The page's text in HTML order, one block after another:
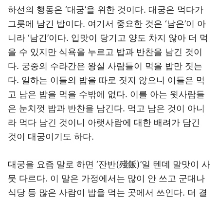
하선의 행동은 ‘대궁’을 위한 것이다. 대궁은 먹다가
그릇에 남긴 밥이다. 여기서 중요한 것은 ‘남은’이 아
니라 ‘남긴’이다. 입맛이 당기고 양도 차지 않아 더 먹
을 수 있지만 식욕을 누르고 밥과 반찬을 남긴 것이
다. 궁중의 수라간은 왕실 사람들이 먹을 밥만 짓는
다. 일하는 이들의 밥을 따로 짓지 않으니 이들은 먹
고 남은 밥을 먹을 수밖에 없다. 이를 아는 윗사람들
은 눈치껏 밥과 반찬을 남긴다. 먹고 남은 것이 아니
라 먹다 남긴 것이니 아랫사람에 대한 배려가 담긴
것이 대궁이기도 하다.
대궁을 요즘 말로 하면 ‘잔반(殘飯)’일 텐데 말맛이 사
뭇 다르다. 이 말은 가정에서는 많이 안 쓰고 군대나
식당 등 많은 사람이 밥을 먹는 곳에서 쓰인다. 더 결